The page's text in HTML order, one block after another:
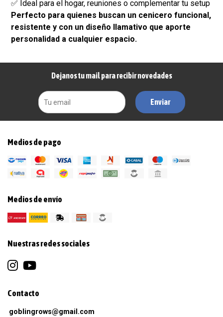
✅ Ideal para el hogar, reuniones o complementar tu setup
Perfecto para quienes buscan un cenicero funcional,
resistente y con un diseño llamativo que aporte
personalidad a cualquier espacio.
Dejanos tu mail para recibir novedades
Enviar
Medios de pago
Medios de envío
Nuestras redes sociales
Contacto
goblingrows@gmail.com